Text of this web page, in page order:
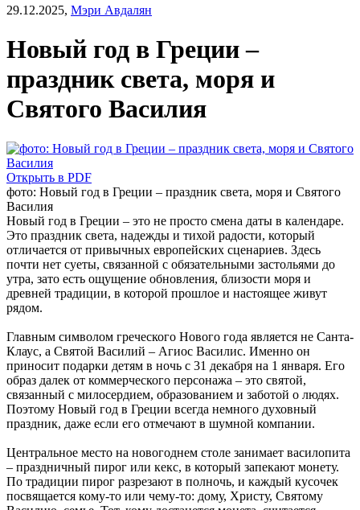
29.12.2025, Мэри Авдалян
Новый год в Греции –
праздник света, моря и
Святого Василия
Открыть в PDF
фото: Новый год в Греции – праздник света, моря и Святого
Василия
Новый год в Греции – это не просто смена даты в календаре.
Это праздник света, надежды и тихой радости, который
отличается от привычных европейских сценариев. Здесь
почти нет суеты, связанной с обязательными застольями до
утра, зато есть ощущение обновления, близости моря и
древней традиции, в которой прошлое и настоящее живут
рядом.
Главным символом греческого Нового года является не Санта-
Клаус, а Святой Василий – Агиос Василис. Именно он
приносит подарки детям в ночь с 31 декабря на 1 января. Его
образ далек от коммерческого персонажа – это святой,
связанный с милосердием, образованием и заботой о людях.
Поэтому Новый год в Греции всегда немного духовный
праздник, даже если его отмечают в шумной компании.
Центральное место на новогоднем столе занимает василопита
– праздничный пирог или кекс, в который запекают монету.
По традиции пирог разрезают в полночь, и каждый кусочек
посвящается кому-то или чему-то: дому, Христу, Святому